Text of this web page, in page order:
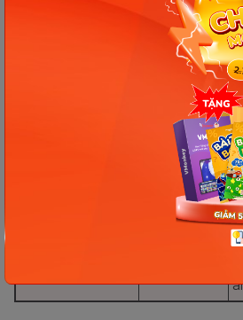
Trân trọng.
Trân trọng